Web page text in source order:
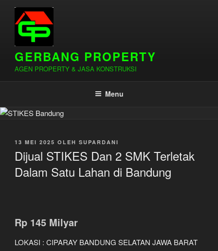
Lompat
konten
GERBANG PROPERTY
AGEN PROPERTY & JASA KONSTRUKSI
Menu
DIPOSKAN
13 MEI 2025 OLEH SUPARDANI
Dijual STIKES Dan 2 SMK Terletak
Dalam Satu Lahan di Bandung
Rp 145 Milyar
LOKASI : CIPARAY BANDUNG SELATAN JAWA BARAT